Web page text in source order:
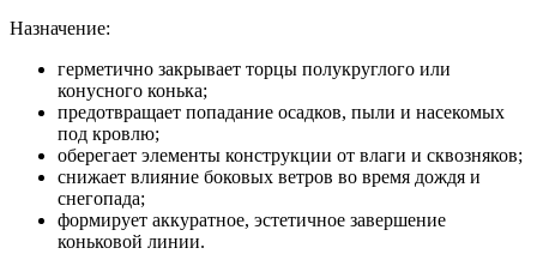
Назначение:
герметично закрывает торцы полукруглого или
конусного конька;
предотвращает попадание осадков, пыли и насекомых
под кровлю;
оберегает элементы конструкции от влаги и сквозняков;
снижает влияние боковых ветров во время дождя и
снегопада;
формирует аккуратное, эстетичное завершение
коньковой линии.